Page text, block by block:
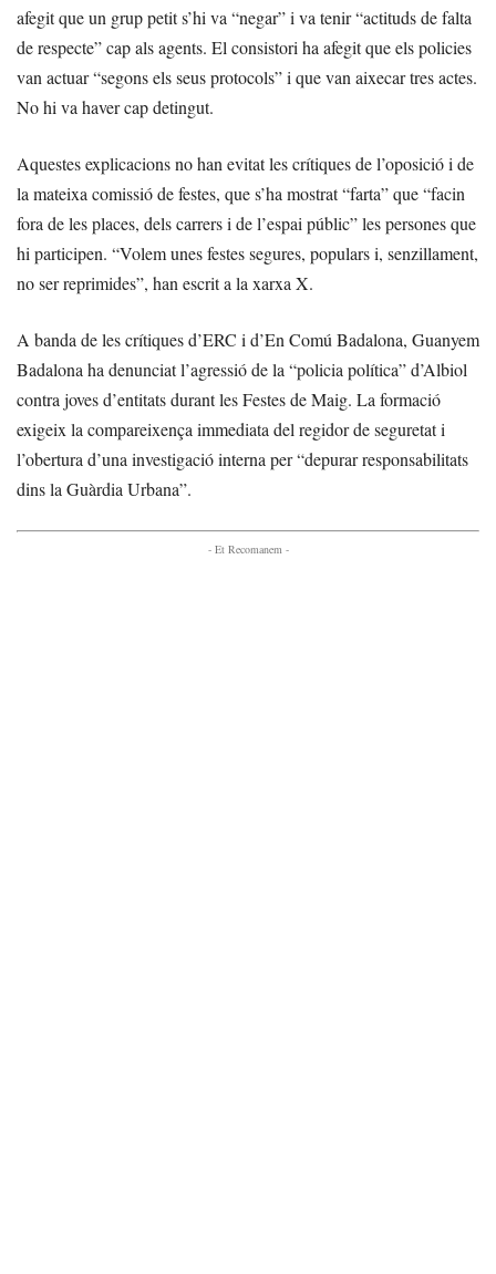
afegit que un grup petit s’hi va “negar” i va tenir “actituds de falta
de respecte” cap als agents. El consistori ha afegit que els policies
van actuar “segons els seus protocols” i que van aixecar tres actes.
No hi va haver cap detingut.
Aquestes explicacions no han evitat les crítiques de l’oposició i de
la mateixa comissió de festes, que s’ha mostrat “farta” que “facin
fora de les places, dels carrers i de l’espai públic” les persones que
hi participen. “Volem unes festes segures, populars i, senzillament,
no ser reprimides”, han escrit a la xarxa X.
A banda de les crítiques d’ERC i d’En Comú Badalona, Guanyem
Badalona ha denunciat l’agressió de la “policia política” d’Albiol
contra joves d’entitats durant les Festes de Maig. La formació
exigeix la compareixença immediata del regidor de seguretat i
l’obertura d’una investigació interna per “depurar responsabilitats
dins la Guàrdia Urbana”.
- Et Recomanem -